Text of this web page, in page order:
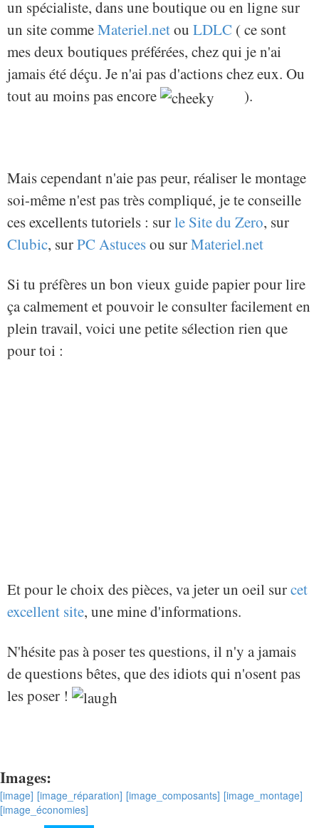
un spécialiste, dans une boutique ou en ligne sur
un site commeMateriel.netou LDLC ( ce sont
mes deux boutiques préférées, chez qui je n'ai
jamais été déçu. Je n'ai pas d'actions chez eux. Ou
tout au moins pas encore
).
Mais cependant n'aie pas peur, réaliser le montage
soi-même n'est pas très compliqué, je te conseille
ces excellents tutoriels : surle Site du Zero, sur
Clubic, surPC Astucesou surMateriel.net
Si tu préfères un bon vieux guide papier pour lire
ça calmement et pouvoir le consulter facilement en
plein travail, voici une petite sélection rien que
pour toi :
Et pour le choix des pièces, va jeter un oeil surcet
excellent site, une mine d'informations.
N'hésite pas à poser tes questions, il n'y a jamais
de questions bêtes, que des idiots qui n'osent pas
les poser !
Images:
[image] [image_réparation] [image_composants] [image_montage]
[image_économies]